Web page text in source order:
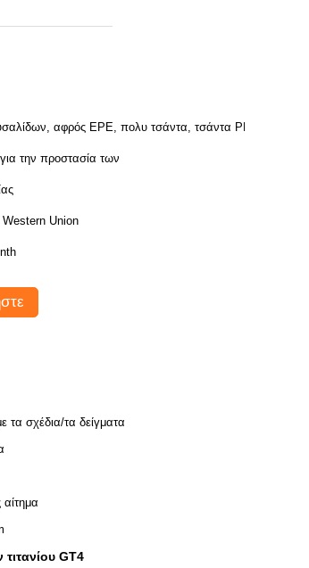
αφρός EPE, πολυ τσάντα, τσάντα PP
την προστασία των
Union
τα σχέδια/τα δείγματα
GT4